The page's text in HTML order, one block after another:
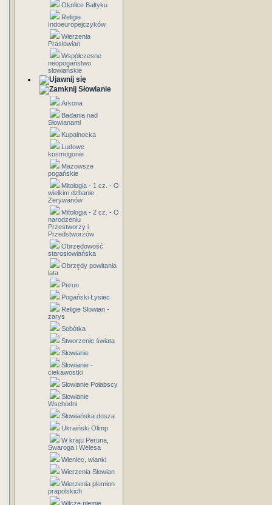
Okolice Bałtyku
Religie
Indoeuropejczyków
Wierzenia
Prasłowian
Współczesne
neopogaństwo
słowiańskie
Słowianie
Arkona
Badania nad
Słowianami
Kupalnocka
Ludowe
kosmogonie
Mazowsze
pogańskie
Mitologia - 1 cz. - O
wielkim dzbanie
Zerywanów
Mitologia - 2 cz. - O
narodzeniu
Przestworzy i
Przedstworzów
Obrzędowość
starosłowiańska
Obrzędy powitania
lata
Perun
Pogański Łysiec
Religie Słowian -
zarys
Sobótka
Stworzenie świata
Słowianie
Słowianie -
ciekawostki
Słowianie Połabscy
Słowianie
Wschodni
Słowiańska dusza
Ukraiński Olimp
W kraju Peruna,
Swaroga i Welesa
Wieniec, wianki
Wierzenia Słowian
Wierzenia plemion
prapolskich
Wilcze plemię